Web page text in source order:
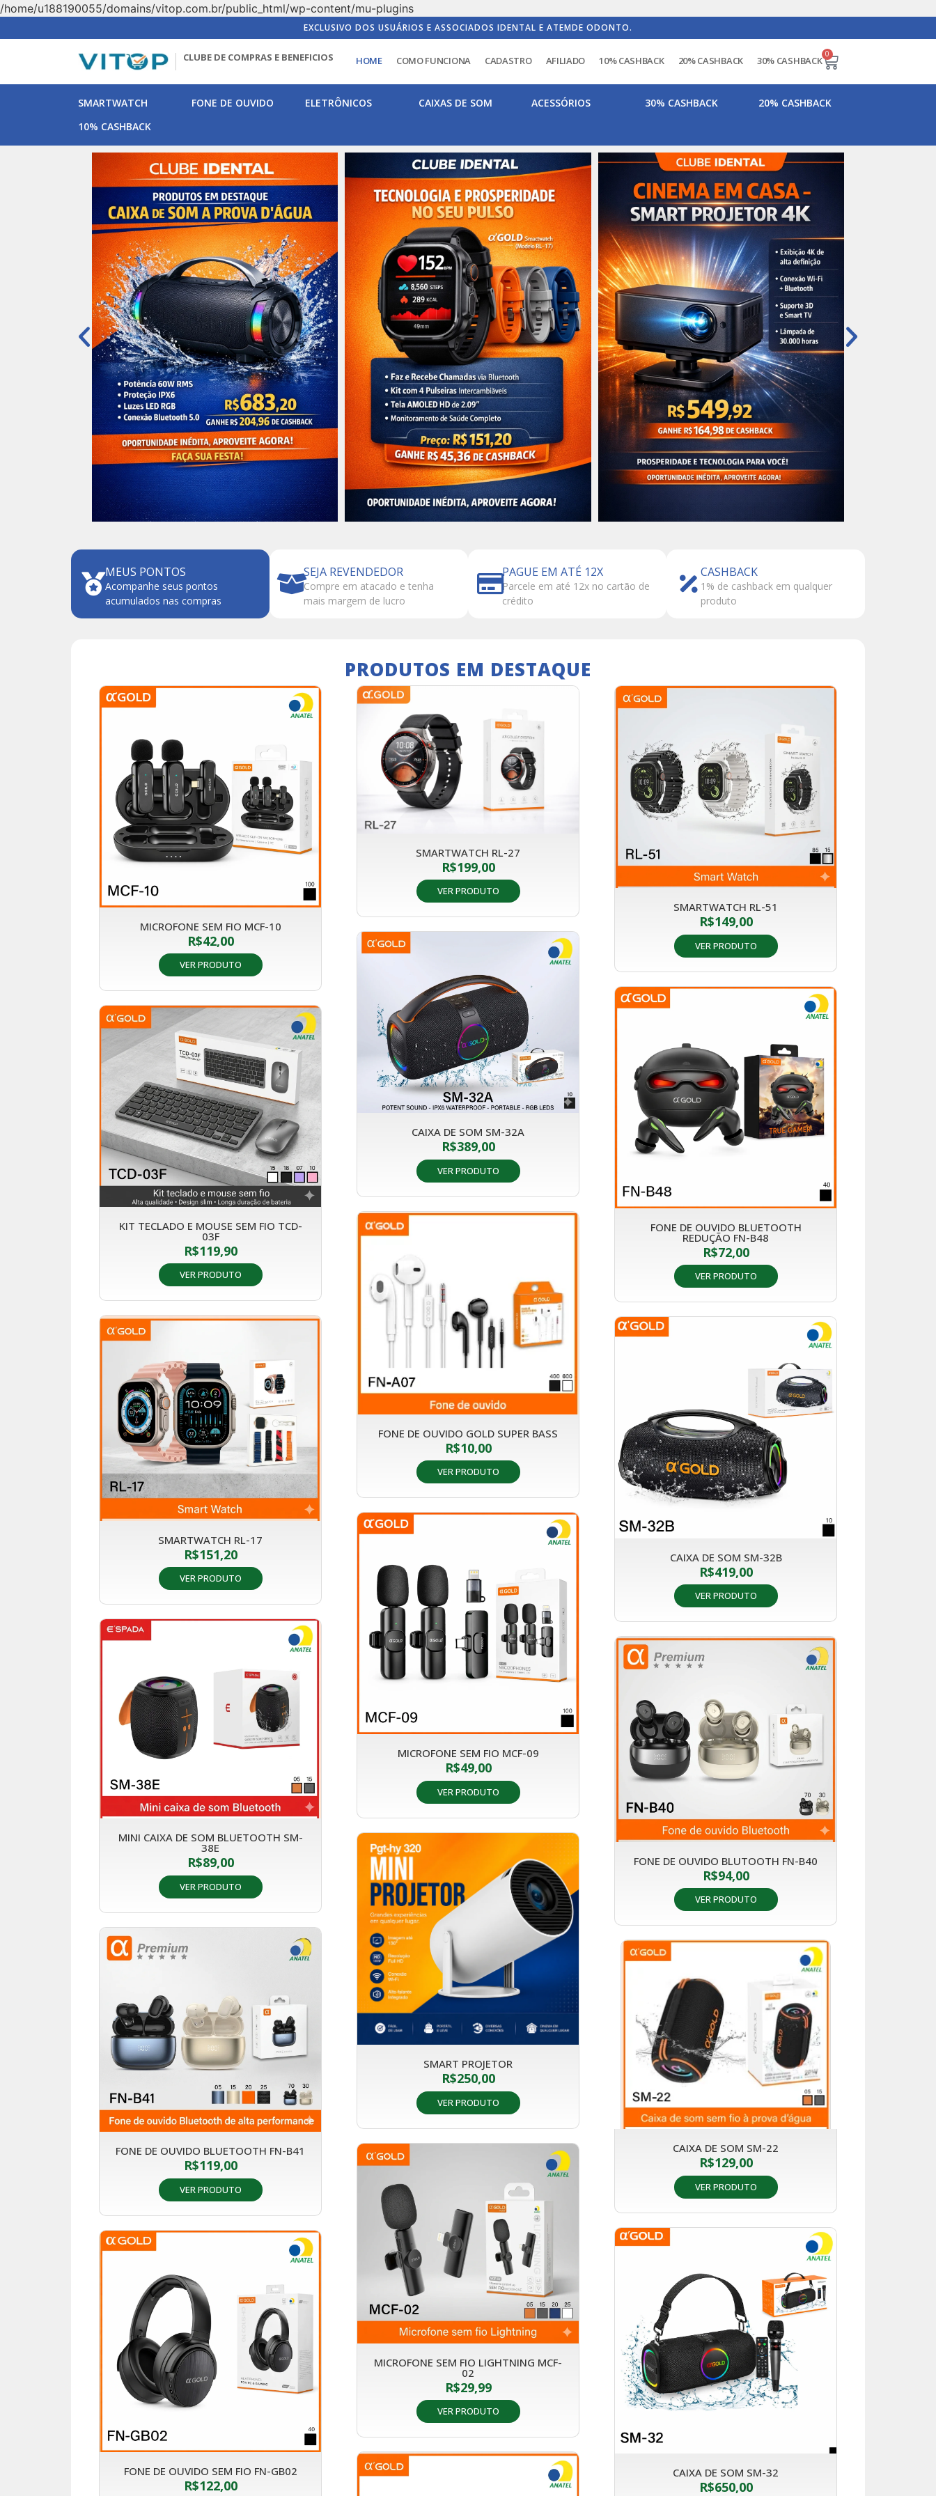
/home/u188190055/domains/vitop.com.br/public_html/wp-content/mu-plugins
EXCLUSIVO DOS USUÁRIOS E ASSOCIADOS IDENTAL E ATEMDE ODONTO.
CLUBE DE COMPRAS E BENEFICIOS HOME COMO FUNCIONA CADASTRO AFILIADO 10% CASHBACK 20% CASHBACK 30% CASHBACK
0
SMARTWATCH FONE DE OUVIDO ELETRÔNICOS CAIXAS DE SOM ACESSÓRIOS 30% CASHBACK
20% CASHBACK
10% CASHBACK
MEUS PONTOS
Acompanhe seus pontos
acumulados nas compras
SEJA REVENDEDOR
Compre em atacado e tenha
mais margem de lucro
PAGUE EM ATÉ 12X
Parcele em até 12x no cartão de
crédito
CASHBACK
1% de cashback em qualquer
produto
PRODUTOS EM DESTAQUE
MICROFONE SEM FIO MCF-10
R$42,00
VER PRODUTO
SMARTWATCH RL-27
R$199,00
VER PRODUTO
SMARTWATCH RL-51
R$149,00
VER PRODUTO
KIT TECLADO E MOUSE SEM FIO TCD-
03F
R$119,90
VER PRODUTO
CAIXA DE SOM SM-32A
R$389,00
VER PRODUTO
FONE DE OUVIDO BLUETOOTH
REDUÇÃO FN-B48
R$72,00
VER PRODUTO
SMARTWATCH RL-17
R$151,20
VER PRODUTO
FONE DE OUVIDO GOLD SUPER BASS
R$10,00
VER PRODUTO
CAIXA DE SOM SM-32B
R$419,00
VER PRODUTO
MINI CAIXA DE SOM BLUETOOTH SM-
38E
R$89,00
VER PRODUTO
MICROFONE SEM FIO MCF-09
R$49,00
VER PRODUTO
FONE DE OUVIDO BLUTOOTH FN-B40
R$94,00
VER PRODUTO
FONE DE OUVIDO BLUETOOTH FN-B41
R$119,00
VER PRODUTO
SMART PROJETOR
R$250,00
VER PRODUTO
CAIXA DE SOM SM-22
R$129,00
VER PRODUTO
FONE DE OUVIDO SEM FIO FN-GB02
R$122,00
MICROFONE SEM FIO LIGHTNING MCF-
02
R$29,99
VER PRODUTO
CAIXA DE SOM SM-32
R$650,00